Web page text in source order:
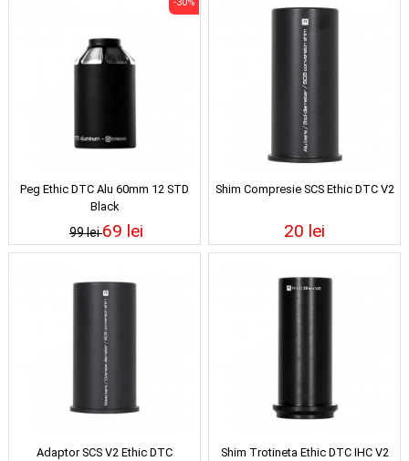
Peg Ethic DTC Alu 60mm 12 STD
Black
99 lei69 lei
Shim Compresie SCS Ethic DTC V2
20 lei
Adaptor SCS V2 Ethic DTC
Shim Trotineta Ethic DTC IHC V2